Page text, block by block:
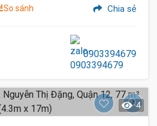
So sánh Chia sẻ
0903394679
4